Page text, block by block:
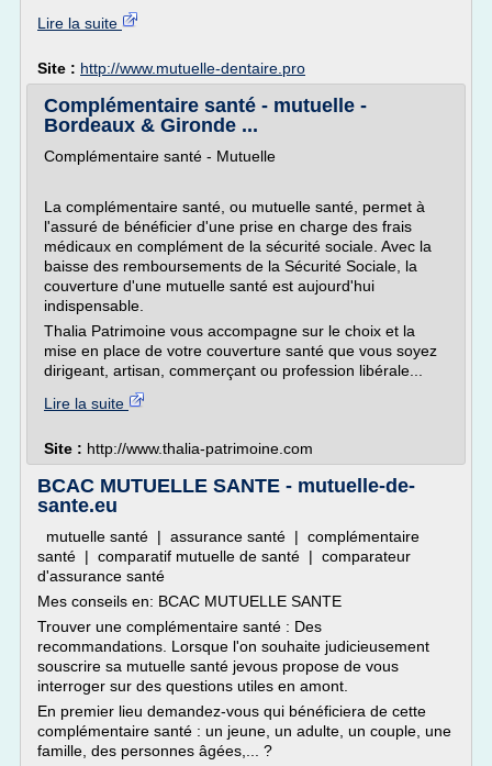
Lire la suite
Site : http://www.mutuelle-dentaire.pro
Complémentaire santé - mutuelle -
Bordeaux & Gironde ...
Complémentaire santé - Mutuelle
La complémentaire santé, ou mutuelle santé, permet à
l'assuré de bénéficier d'une prise en charge des frais
médicaux en complément de la sécurité sociale. Avec la
baisse des remboursements de la Sécurité Sociale, la
couverture d'une mutuelle santé est aujourd'hui
indispensable.
Thalia Patrimoine vous accompagne sur le choix et la
mise en place de votre couverture santé que vous soyez
dirigeant, artisan, commerçant ou profession libérale...
Lire la suite
Site : http://www.thalia-patrimoine.com
BCAC MUTUELLE SANTE - mutuelle-de-
sante.eu
mutuelle santé | assurance santé | complémentaire
santé | comparatif mutuelle de santé | comparateur
d'assurance santé
Mes conseils en: BCAC MUTUELLE SANTE
Trouver une complémentaire santé : Des
recommandations. Lorsque l'on souhaite judicieusement
souscrire sa mutuelle santé jevous propose de vous
interroger sur des questions utiles en amont.
En premier lieu demandez-vous qui bénéficiera de cette
complémentaire santé : un jeune, un adulte, un couple, une
famille, des personnes âgées,... ?